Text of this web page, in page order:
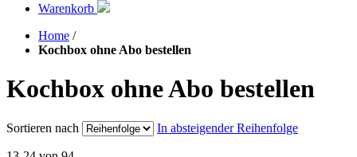
Warenkorb
Home /
Kochbox ohne Abo bestellen
Kochbox ohne Abo bestellen
Sortieren nach In absteigender Reihenfolge